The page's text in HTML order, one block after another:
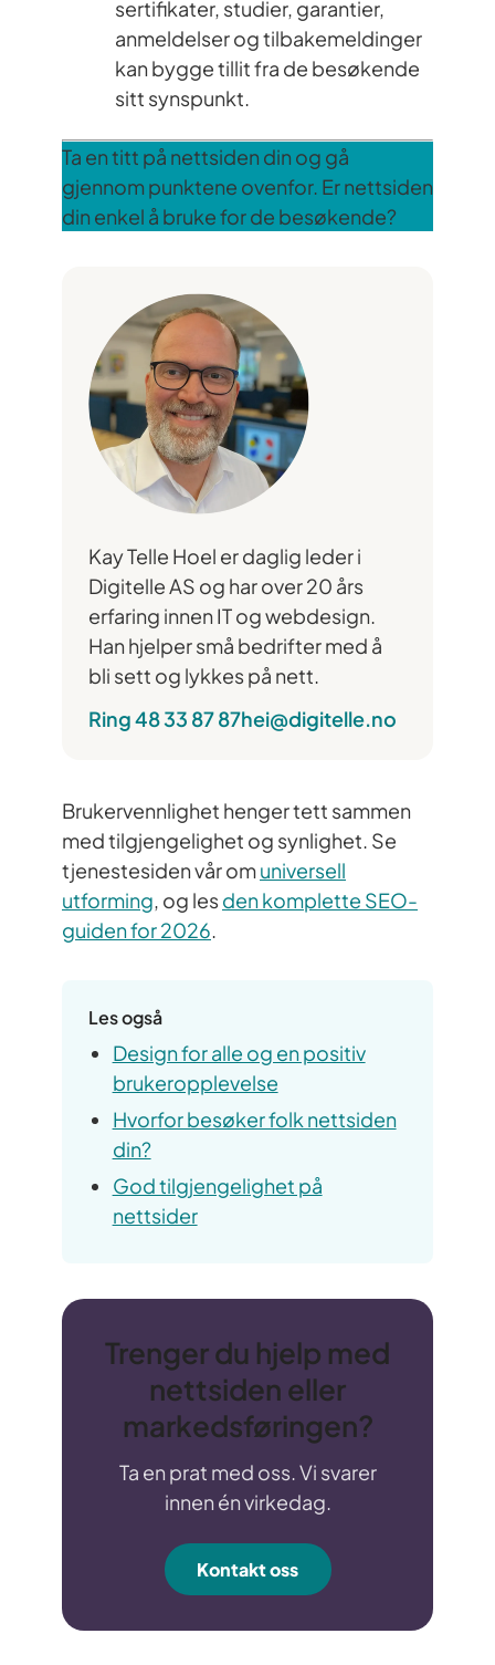
sertifikater, studier, garantier,
anmeldelser og tilbakemeldinger
kan bygge tillit fra de besøkende
sitt synspunkt.
Ta en titt på nettsiden din og gå
gjennom punktene ovenfor. Er nettsiden
din enkel å bruke for de besøkende?
Kay Telle Hoel er daglig leder i
Digitelle AS og har over 20 års
erfaring innen IT og webdesign.
Han hjelper små bedrifter med å
bli sett og lykkes på nett.
Ring 48 33 87 87hei@digitelle.no
Brukervennlighet henger tett sammen
med tilgjengelighet og synlighet. Se
tjenestesiden vår omuniversell
utforming, og lesden komplette SEO-
guiden for 2026.
Les også
Design for alle og en positiv
brukeropplevelse
Hvorfor besøker folk nettsiden
din?
God tilgjengelighet på
nettsider
Trenger du hjelp med
nettsiden eller
markedsføringen?
Ta en prat med oss. Vi svarer
innen én virkedag.
Kontakt oss